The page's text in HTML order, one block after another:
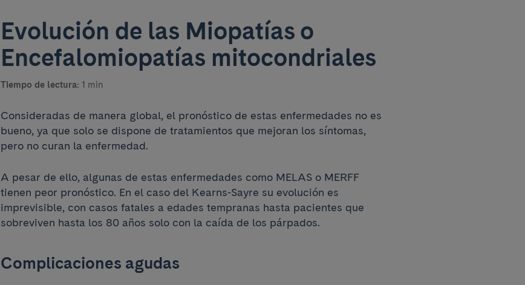
Evolución de las Miopatías o
Encefalomiopatías mitocondriales
Tiempo de lectura: 1 min
Consideradas de manera global, el pronóstico de estas enfermedades no es
bueno, ya que solo se dispone de tratamientos que mejoran los síntomas,
pero no curan la enfermedad.
A pesar de ello, algunas de estas enfermedades como MELAS o MERFF
tienen peor pronóstico. En el caso del Kearns-Sayre su evolución es
imprevisible, con casos fatales a edades tempranas hasta pacientes que
sobreviven hasta los 80 años solo con la caída de los párpados.
Complicaciones agudas